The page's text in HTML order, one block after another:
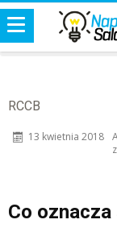
RCCB
13 kwietnia 2018
Co oznacza